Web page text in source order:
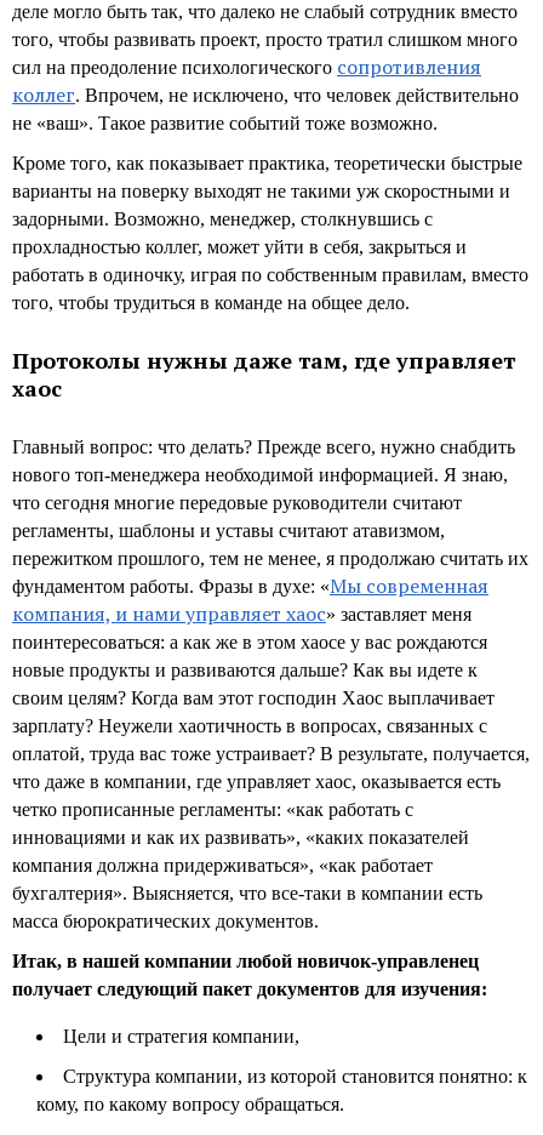
деле могло быть так, что далеко не слабый сотрудник вместо
того, чтобы развивать проект, просто тратил слишком много
сил на преодоление психологического сопротивления
коллег. Впрочем, не исключено, что человек действительно
не «ваш». Такое развитие событий тоже возможно.
Кроме того, как показывает практика, теоретически быстрые
варианты на поверку выходят не такими уж скоростными и
задорными. Возможно, менеджер, столкнувшись с
прохладностью коллег, может уйти в себя, закрыться и
работать в одиночку, играя по собственным правилам, вместо
того, чтобы трудиться в команде на общее дело.
Протоколы нужны даже там, где управляет
хаос
Главный вопрос: что делать? Прежде всего, нужно снабдить
нового топ-менеджера необходимой информацией. Я знаю,
что сегодня многие передовые руководители считают
регламенты, шаблоны и уставы считают атавизмом,
пережитком прошлого, тем не менее, я продолжаю считать их
фундаментом работы. Фразы в духе: «Мы современная
компания, и нами управляет хаос» заставляет меня
поинтересоваться: а как же в этом хаосе у вас рождаются
новые продукты и развиваются дальше? Как вы идете к
своим целям? Когда вам этот господин Хаос выплачивает
зарплату? Неужели хаотичность в вопросах, связанных с
оплатой, труда вас тоже устраивает? В результате, получается,
что даже в компании, где управляет хаос, оказывается есть
четко прописанные регламенты: «как работать с
инновациями и как их развивать», «каких показателей
компания должна придерживаться», «как работает
бухгалтерия». Выясняется, что все-таки в компании есть
масса бюрократических документов.
Итак, в нашей компании любой новичок-управленец
получает следующий пакет документов для изучения:
Цели и стратегия компании,
Структура компании, из которой становится понятно: к
кому, по какому вопросу обращаться.